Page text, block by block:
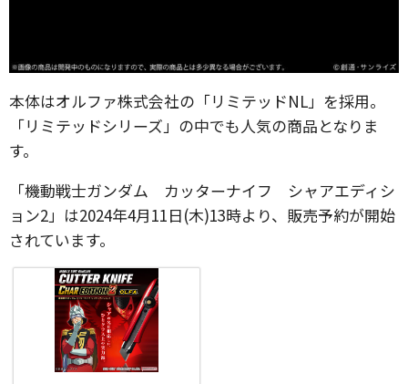
本体はオルファ株式会社の「リミテッドNL」を採用。
「リミテッドシリーズ」の中でも人気の商品となりま
す。
「機動戦士ガンダム カッターナイフ シャアエディシ
ョン2」は2024年4月11日(木)13時より、販売予約が開始
されています。